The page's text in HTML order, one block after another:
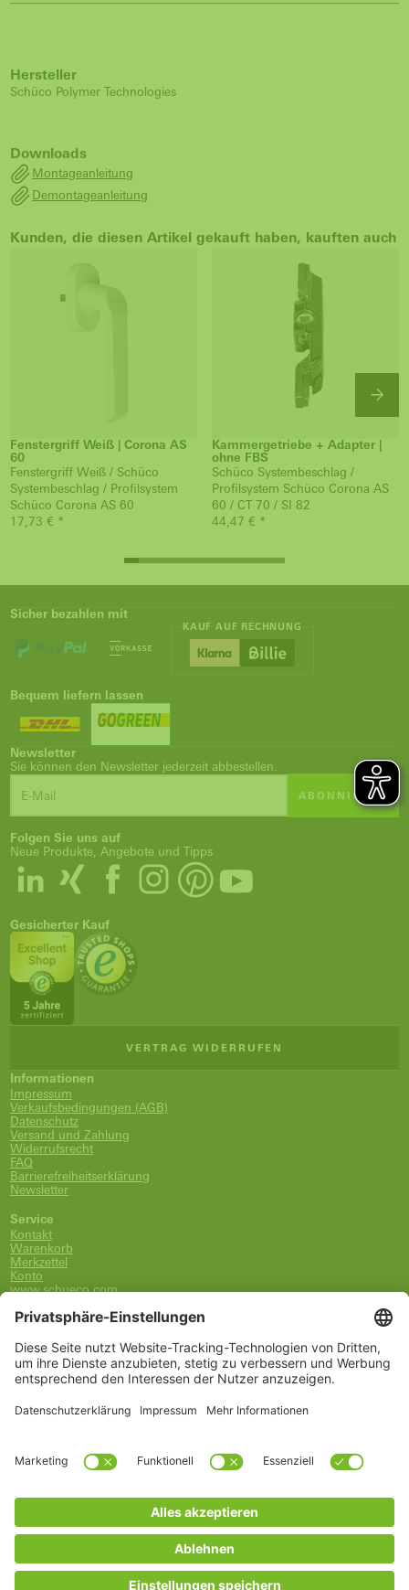
Hersteller
Schüco Polymer Technologies
Downloads
Montageanleitung
Demontageanleitung
Kunden, die diesen Artikel gekauft haben, kauften auch
Fenstergriff Weiß | Corona AS
60
Fenstergriff Weiß / Schüco
Systembeschlag / Profilsystem
Schüco Corona AS 60
17,73 € *
Kammergetriebe + Adapter |
ohne FBS
Schüco Systembeschlag /
Profilsystem Schüco Corona AS
60 / CT 70 / SI 82
44,47 € *
Sicher bezahlen mit
KAUF AUF RECHNUNG
Bequem liefern lassen
Newsletter
Sie können den Newsletter jederzeit abbestellen.
ABONNIEREN
Folgen Sie uns auf
Neue Produkte, Angebote und Tipps
Gesicherter Kauf
VERTRAG WIDERRUFEN
Informationen
Impressum
Verkaufsbedingungen (AGB)
Datenschutz
Versand und Zahlung
Widerrufsrecht
FAQ
Barrierefreiheitserklärung
Newsletter
Service
Kontakt
Warenkorb
Merkzettel
Konto
www.schueco.com
0800-400-4007
kostenlos aus dem dt. Festnetz
Unsere Marken
Alle Marken
Schüco International KG
Kategorien
Griffe
Wartung, Pflege und Lüftung
Einbruchschutz
FSB Griffe
Arbeitszubehör
* Alle Preise inkl. deutscher MwSt., zzgl. Versandkosten